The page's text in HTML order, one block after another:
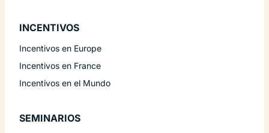
INCENTIVOS
Incentivos en Europe
Incentivos en France
Incentivos en el Mundo
SEMINARIOS